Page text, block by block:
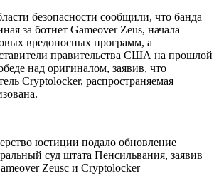
безопасности сообщили, что банда
за ботнет Gameover Zeus, начала
вредоносных программ, а
правительства США на прошлой
над оригиналом, заявив, что
Cryptolocker, распространяемая
юстиции подало обновление
суд штата Пенсильвания, заявив
Zeusс и Cryptolocker